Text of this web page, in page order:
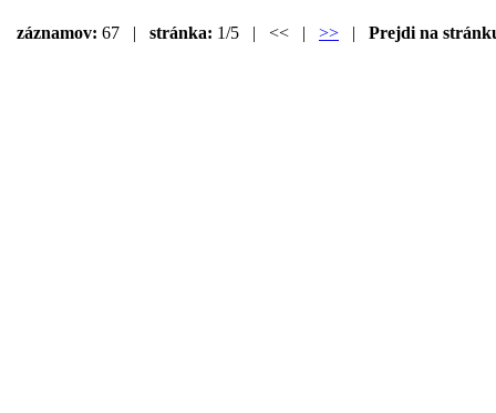
záznamov: 67 | stránka: 1/5 | << | >> | Prejdi na